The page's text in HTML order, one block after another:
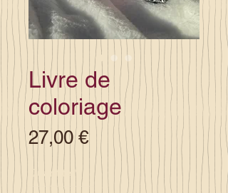
Livre de
coloriage
27,00 €Prix
Quantité *